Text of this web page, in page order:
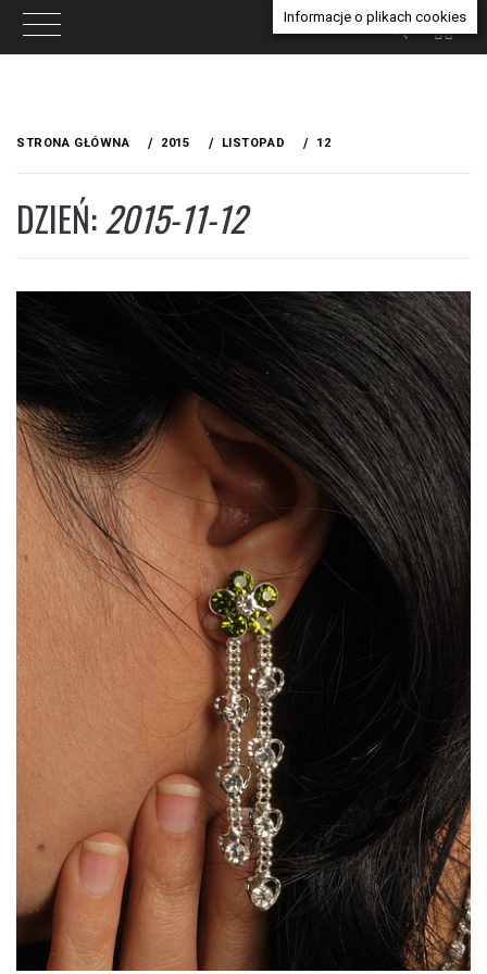
STRONA GŁÓWNA 2015 LISTOPAD 12
DZIEŃ:2015-11-12
Informacje o plikach cookies